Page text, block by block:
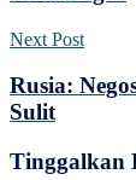
Next Post
Rusia:
Sulit
Tinggalkan